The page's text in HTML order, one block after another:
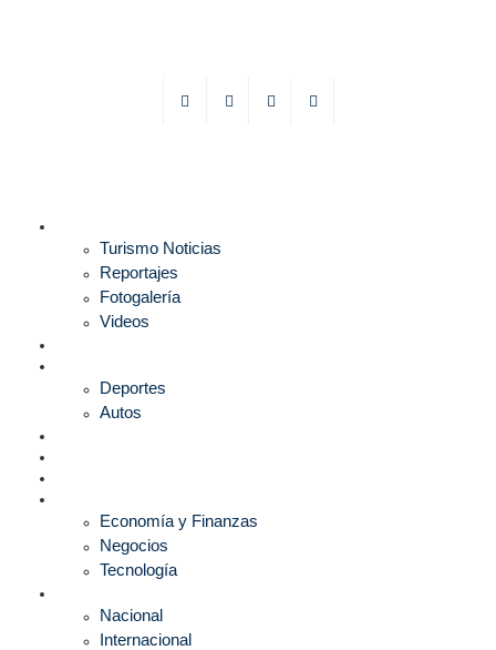
Turismo Noticias
Reportajes
Fotogalería
Videos
Deportes
Autos
Economía y Finanzas
Negocios
Tecnología
Nacional
Internacional